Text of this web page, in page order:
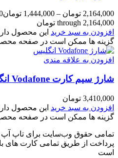
2,164,000 تومان –
1,444,000 تومان
through 2,164,000 تومان
افزودن به سبد خرید این محصول
گزینه ها ممکن است در صفحه
افزودن به علاقه مندی
شارژ سیم کارت Vodafone انگلیس
3,410,000 تومان
افزودن به سبد خرید این محصول
گزینه ها ممکن است در صفحه
تمامی حقوق وب‌سایت برای تاپ
پرداخت از طریق تمامی کارت های
است